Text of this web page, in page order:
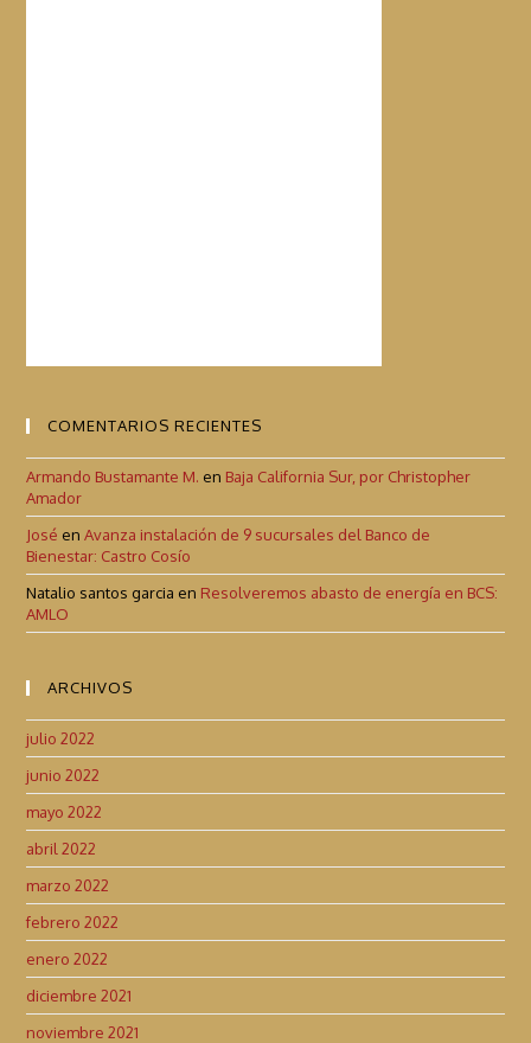
COMENTARIOS RECIENTES
Armando Bustamante M. en Baja California Sur, por Christopher
Amador
José enAvanza instalación de 9 sucursales del Banco de
Bienestar: Castro Cosío
Natalio santos garcia en Resolveremos abasto de energía en BCS:
AMLO
ARCHIVOS
julio 2022
junio 2022
mayo 2022
abril 2022
marzo 2022
febrero 2022
enero 2022
diciembre 2021
noviembre 2021